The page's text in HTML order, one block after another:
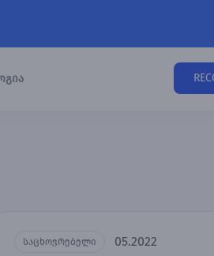
საცხოვრებელი 05.2022